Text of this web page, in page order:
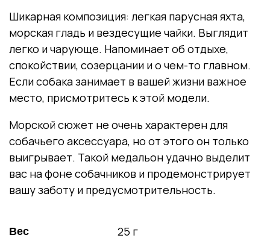
Шикарная композиция: легкая парусная яхта,
морская гладь и вездесущие чайки. Выглядит
легко и чарующе. Напоминает об отдыхе,
спокойствии, созерцании и о чем-то главном.
Если собака занимает в вашей жизни важное
место, присмотритесь к этой модели.
Морской сюжет не очень характерен для
собачьего аксессуара, но от этого он только
выигрывает. Такой медальон удачно выделит
вас на фоне собачников и продемонстрирует
вашу заботу и предусмотрительность.
Вес 25 г